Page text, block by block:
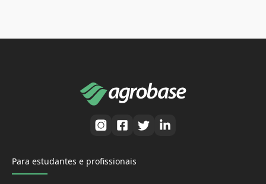
Para estudantes e profissionais